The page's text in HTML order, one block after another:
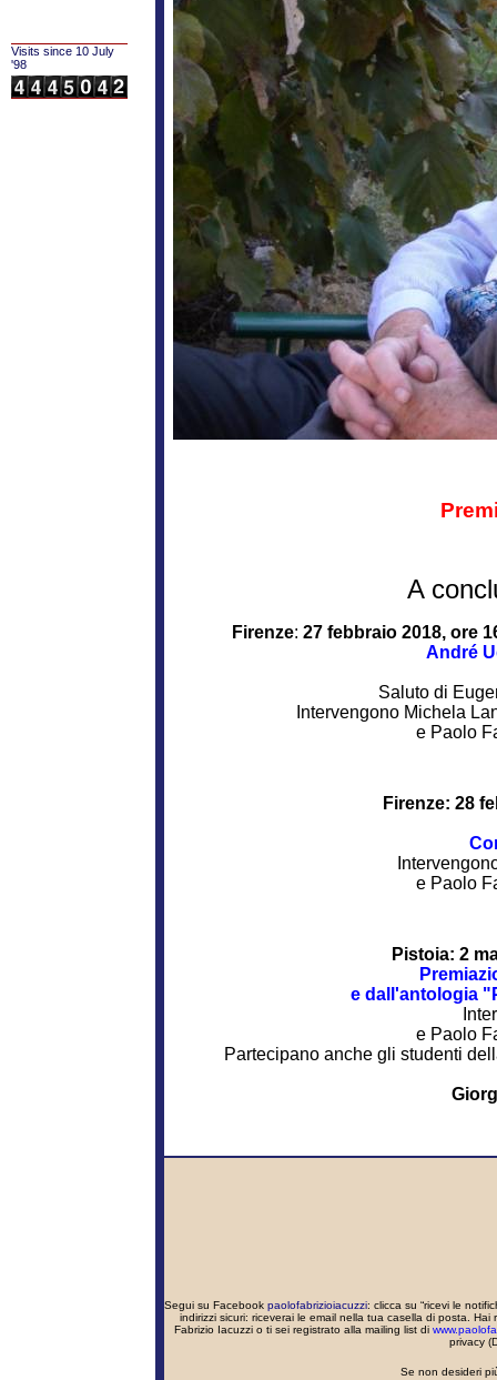
Visits since 10 July
'98
A
Firenze: 27 febbraio 2018, ore
André
Saluto di
Intervengono Michela
e Paolo
Firenze: 28
e Paolo
Pistoia: 2
e dall'antologia
e Paolo
Partecipano anche gli studenti
Segui su Facebook paolofabrizioiacuzzi: clicca su “ricevi le
indirizzi sicuri: riceverai le email nella tua casella di posta.
Fabrizio Iacuzzi o ti sei registrato alla mailing list di
privacy
Se non desideri